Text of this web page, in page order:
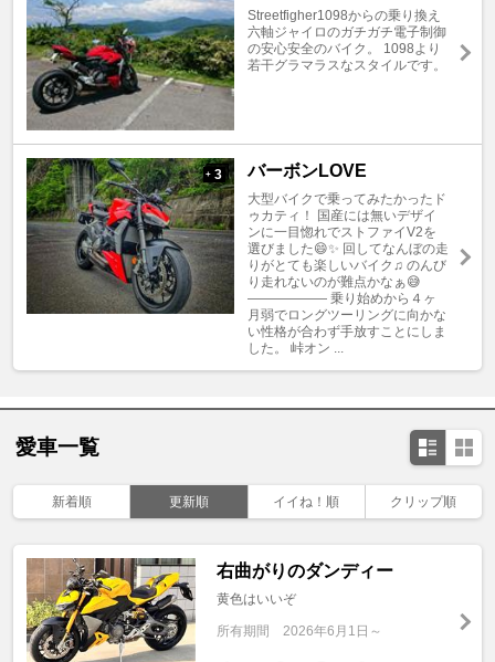
Streetfigher1098からの乗り換え
六軸ジャイロのガチガチ電子制御
の安心安全のバイク。 1098より
若干グラマラスなスタイルです。
+ 3 バーボンLOVE
大型バイクで乗ってみたかったド
ゥカティ！ 国産には無いデザイ
ンに一目惚れでストファイV2を
選びました😄✨ 回してなんぼの走
りがとても楽しいバイク♫ のんび
り走れないのが難点かなぁ😅
—————— 乗り始めから４ヶ
月弱でロングツーリングに向かな
い性格が合わず手放すことにしま
した。 峠オン ...
愛車一覧
新着順 更新順 イイね！順 クリップ順
右曲がりのダンディー
黄色はいいぞ
所有期間 2026年6月1日～